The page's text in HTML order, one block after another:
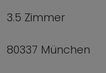
80337 München
3.5 Zimmer